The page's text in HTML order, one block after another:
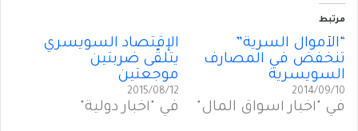
مرتبط
“الأموال السرية”
تنخفض في المصارف
السويسرية
2014/09/10
في "أخبار أسواق المال"
الإقتصاد السويسري
يتلقّى ضربتين
موجعتين
2015/08/12
في "أخبار دولية"